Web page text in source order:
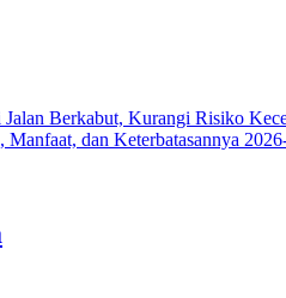
Berkabut, Kurangi Risiko
dan Keterbatasannya